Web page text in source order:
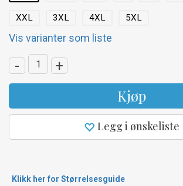
XXL 3XL 4XL 5XL
Vis varianter som liste
- +
Kjøp
Legg i ønskeliste
Klikk her for Størrelsesguide